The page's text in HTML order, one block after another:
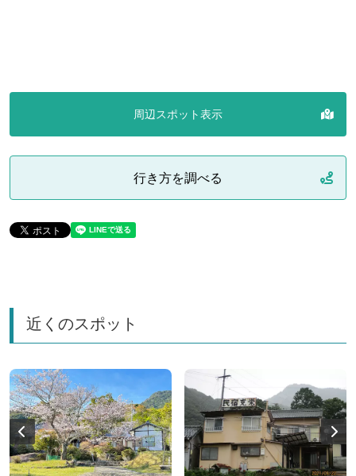
周辺スポット表示
行き方を調べる
近くのスポット